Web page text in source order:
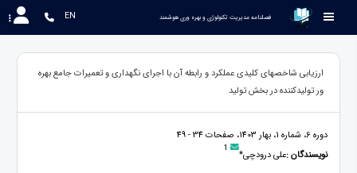
EN
ارزیابی شاخصهای کلیدی عملکرد و رابطه آن با اجرای نگهداری و تعمیرات جامع بهره
ور تولیدکننده در بخش تولید
دوره 6، شماره 1، بهار 1403، صفحات 34 - 49
نویسندگان :علی درودچی* 1